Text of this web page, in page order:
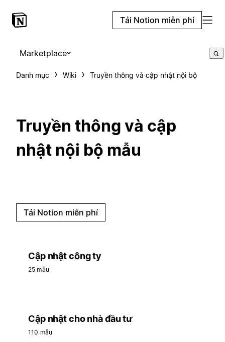
Tải Notion miễn phí
Marketplace
Danh mục Wiki Truyền thông và cập nhật nội bộ
Truyền thông và cập
nhật nội bộ mẫu
Tải Notion miễn phí
Cập nhật công ty
25 mẫu
Cập nhật cho nhà đầu tư
110 mẫu